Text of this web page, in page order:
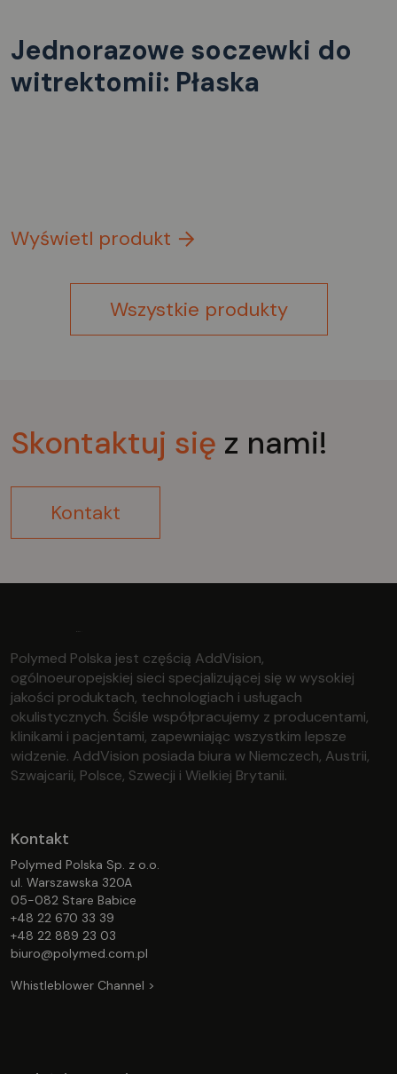
Jednorazowe soczewki do
witrektomii: Płaska
Wyświetl produkt
Wszystkie produkty
Skontaktuj się z nami!
Kontakt
Polymed Polska jest częścią AddVision,
ogólnoeuropejskiej sieci specjalizującej się w wysokiej
jakości produktach, technologiach i usługach
okulistycznych. Ściśle współpracujemy z producentami,
klinikami i pacjentami, zapewniając wszystkim lepsze
widzenie. AddVision posiada biura w Niemczech, Austrii,
Szwajcarii, Polsce, Szwecji i Wielkiej Brytanii.
Kontakt
Polymed Polska Sp. z o.o.
ul. Warszawska 320A
05-082 Stare Babice
+48 22 670 33 39
+48 22 889 23 03
biuro@polymed.com.pl
Whistleblower Channel >